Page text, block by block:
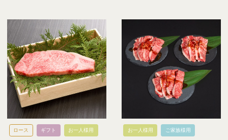
ロース ギフト お一人様用 お一人様用 ご家族様用